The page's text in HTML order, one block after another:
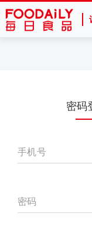
密码
手机号
密码